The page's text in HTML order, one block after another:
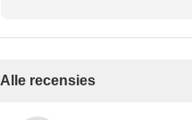
Alle recensies